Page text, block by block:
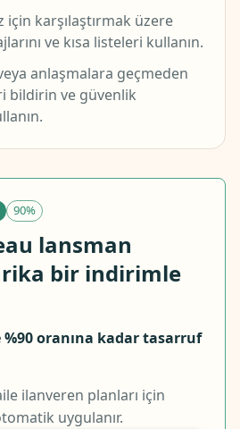
için karşılaştırmak üzere
ve kısa listeleri kullanın.
anlaşmalara geçmeden
bildirin ve güvenlik
90%
lansman
bir indirimle
oranına kadar tasarruf
ilanveren planları için
uygulanır.